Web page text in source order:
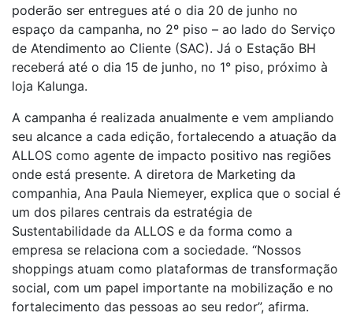
poderão ser entregues até o dia 20 de junho no
espaço da campanha, no 2º piso – ao lado do Serviço
de Atendimento ao Cliente (SAC). Já o Estação BH
receberá até o dia 15 de junho, no 1° piso, próximo à
loja Kalunga.
A campanha é realizada anualmente e vem ampliando
seu alcance a cada edição, fortalecendo a atuação da
ALLOS como agente de impacto positivo nas regiões
onde está presente. A diretora de Marketing da
companhia, Ana Paula Niemeyer, explica que o social é
um dos pilares centrais da estratégia de
Sustentabilidade da ALLOS e da forma como a
empresa se relaciona com a sociedade. “Nossos
shoppings atuam como plataformas de transformação
social, com um papel importante na mobilização e no
fortalecimento das pessoas ao seu redor”, afirma.